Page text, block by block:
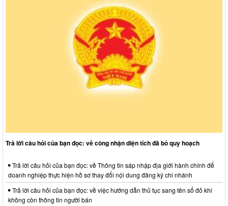
Trả lời câu hỏi của bạn đọc: về công nhận diện tích đã bỏ quy hoạch
Trả lời câu hỏi của bạn đọc: về Thông tin sáp nhập địa giới hành chính để
doanh nghiệp thực hiện hồ sơ thay đổi nội dung đăng ký chi nhánh
Trả lời câu hỏi của bạn đọc: về việc hướng dẫn thủ tục sang tên sổ đỏ khi
không còn thông tin người bán